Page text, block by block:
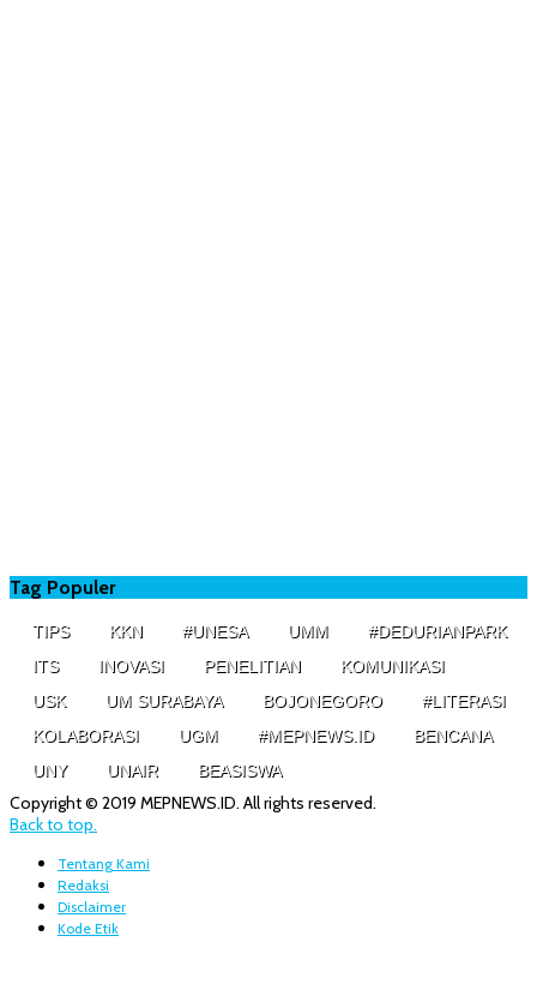
Tag Populer
TIPS KKN #UNESA UMM
#DEDURIANPARK
ITS
INOVASI PENELITIAN
KOMUNIKASI
USK
UM SURABAYA BOJONEGORO
#LITERASI
KOLABORASI
UGM #MEPNEWS.ID
BENCANA
UNY
UNAIR BEASISWA
Copyright © 2019 MEPNEWS.ID. All rights reserved.
Back to top.
Tentang Kami
Redaksi
Disclaimer
Kode Etik